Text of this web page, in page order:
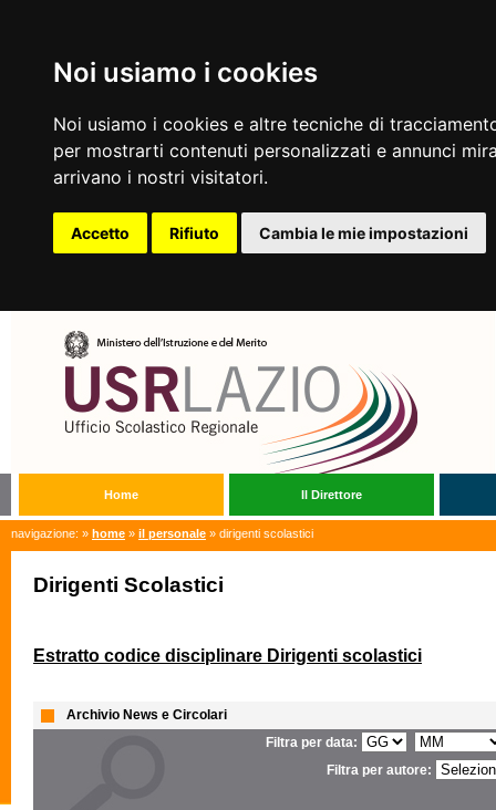
Noi usiamo i cookies
Noi usiamo i cookies e altre tecniche di
per mostrarti contenuti personalizzati e annunci
arrivano i nostri visitatori.
Accetto Rifiuto Cambia le mie impostazioni
Home Il Direttore
navigazione: » home » il personale » dirigenti scolastici
Dirigenti Scolastici
Estratto codice disciplinare Dirigenti scolastici
Archivio News e Circolari
Filtra per data:
Filtra per autore: